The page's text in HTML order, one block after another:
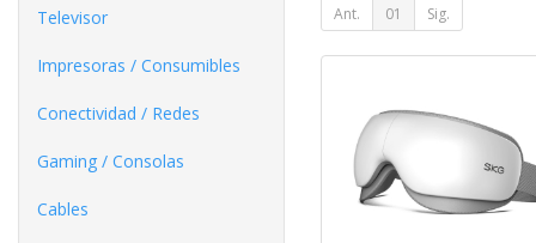
Televisor
Impresoras / Consumibles
Conectividad / Redes
Gaming / Consolas
Cables
Ant. 01 Sig.